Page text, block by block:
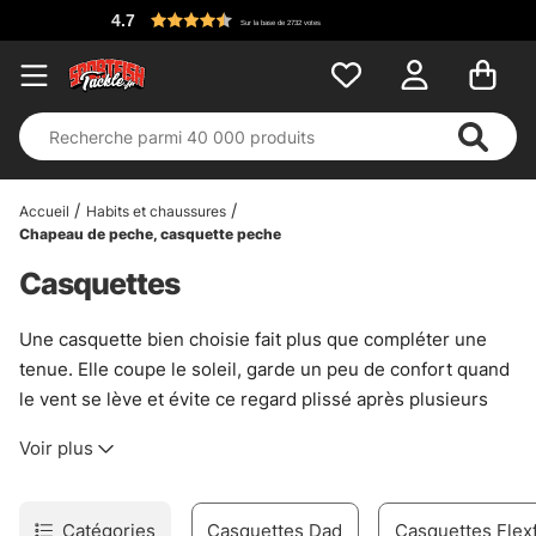
Sur la base de 2732 votes
Accueil
Habits et chaussures
Chapeau de peche, casquette peche
Casquettes
Une casquette bien choisie fait plus que compléter une
tenue. Elle coupe le soleil, garde un peu de confort quand
le vent se lève et évite ce regard plissé après plusieurs
modèles sobres, des coupes plus marquées, des logos
qui colle à sa manière de pêcher, sans faire semblant.
Voir plus
Catégories Casquettes Dad Casquettes